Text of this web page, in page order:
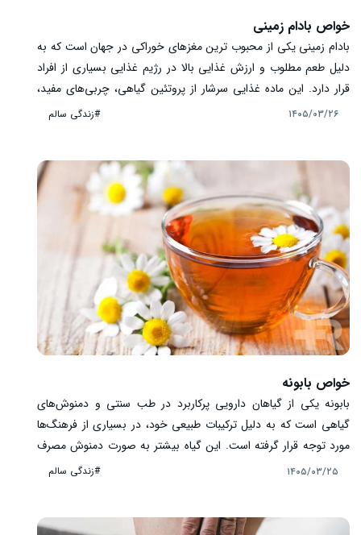
خواص بادام زمینی
بادام زمینی یکی از محبوب‌ ترین مغزهای خوراکی در جهان است که به
دلیل طعم مطلوب و ارزش غذایی بالا در رژیم غذایی بسیاری از افراد
قرار دارد. این ماده غذایی سرشار از پروتئین گیاهی، چربی‌های مفید،
ویتامین‌ها و مواد معدنی است. بسیاری از افراد بادام زمینی را به عنوان
بادام زمینی برای سلامتی آشنا می‌ شویم.
۱۴۰۵/۰۳/۲۶ #زندگی سالم
خواص بابونه
بابونه یکی از گیاهان دارویی پرکاربرد در طب سنتی و دمنوش‌های
گیاهی است که به دلیل ترکیبات طبیعی خود، در بسیاری از فرهنگ‌ها
مورد توجه قرار گرفته است. این گیاه بیشتر به صورت دمنوش مصرف
می ‌شود و در منابع علمی، درباره اثرات احتمالی آن بر آرامش بدن،
مصرف و نکات ایمنی به صورت دقیق و قابل اعتماد بررسی می ‌شود تا
۱۴۰۵/۰۳/۲۵ #زندگی سالم